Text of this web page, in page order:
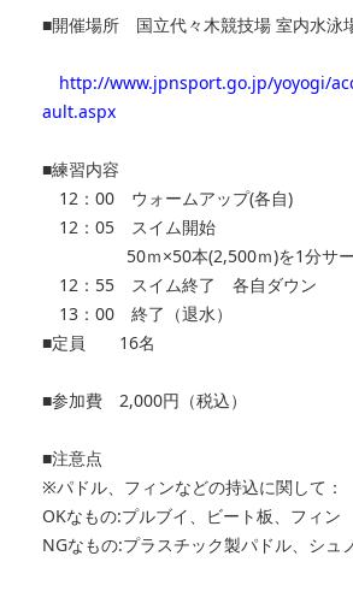
■開催場所 国立代々木競技場 室内水泳
http://www.jpnsport.go.jp/yoyogi/
ault.aspx
■練習内容
12：00 ウォームアップ(各自)
12：05 スイム開始
50ｍ×50本(2,500ｍ)を1分サー
12：55 スイム終了 各自ダウン
13：00 終了（退水）
■定員 16名
■参加費 2,000円（税込）
■注意点
※パドル、フィンなどの持込に関して：
OKなもの:プルブイ、ビート板、フィン
NGなもの:プラスチック製パドル、シュ